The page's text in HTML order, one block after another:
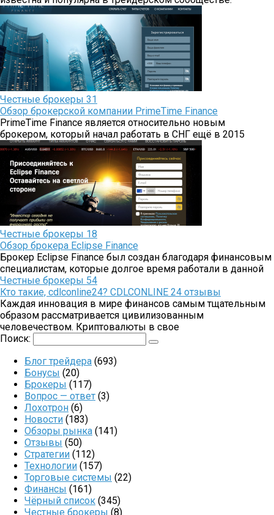
Честные брокеры 31
Обзор брокерской компании PrimeTime Finance
PrimeTime Finance является относительно новым
брокером, который начал работать в СНГ ещё в 2015
Честные брокеры 18
Обзор брокера Eclipse Finance
Брокер Eclipse Finance был создан благодаря финансовым
специалистам, которые долгое время работали в данной
Честные брокеры 54
Кто такие, cdlconline24? CDLCONLINE 24 отзывы
Каждая инновация в мире финансов самым тщательным
образом рассматривается цивилизованным
человечеством. Криптовалюты в свое
Поиск:
Блог трейдера (693)
Бонусы (20)
Брокеры (117)
Вопрос — ответ (3)
Лохотрон (6)
Новости (183)
Обзоры рынка (141)
Отзывы (50)
Стратегии (112)
Технологии (157)
Торговые системы (22)
Финансы (161)
Чёрный список (345)
Честные брокеры (8)